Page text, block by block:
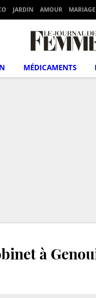
JARDIN AMOUR MARIAGE
MÉDICAMENTS
à